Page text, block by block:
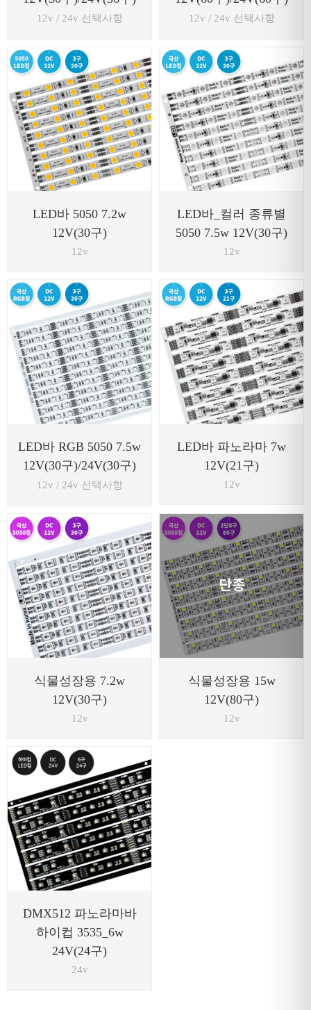
12v / 24v 선택사항 12v / 24v 선택사항
LED바 5050 7.2w
12V(30구)
12v
LED바_컬러 종류별
5050 7.5w 12V(30구)
12v
LED바 RGB 5050 7.5w
12V(30구)/24V(30구)
12v / 24v 선택사항
LED바 파노라마 7w
12V(21구)
12v
식물성장용 7.2w
12V(30구)
12v
식물성장용 15w
12V(80구)
12v
DMX512 파노라마바
하이컵 3535_6w
24V(24구)
24v